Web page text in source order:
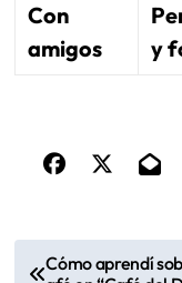
Con
amigos
y
P Cómo aprendí